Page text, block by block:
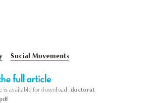
Social Movements
full article
is available for download: doctorat